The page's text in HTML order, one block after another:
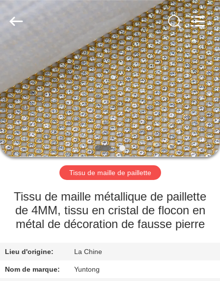
PRODUITS
AU
SUJET
DE
NOUS
VISITE
D'USINE
DE
QUALITÉ
Wire
Mesh
Tissu de maille de paillette
Tissu de maille métallique de paillette
de 4MM, tissu en cristal de flocon en
métal de décoration de fausse pierre
Lieu d'origine: La Chine
Nom de marque: Yuntong